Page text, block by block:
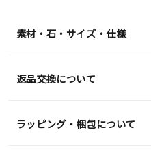
素材・石・サイズ・仕様
返品交換について
ラッピング・梱包について